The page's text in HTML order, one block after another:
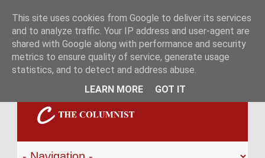
This site uses cookies from Google to deliver its services
and to analyze traffic. Your IP address and user-agent are
shared with Google along with performance and security
metrics to ensure quality of service, generate usage
statistics, and to detect and address abuse.
LEARN MORE
GOT IT